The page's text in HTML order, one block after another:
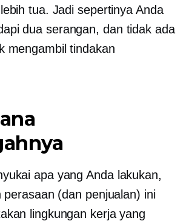
tua. Jadi sepertinya Anda
dua serangan, dan tidak ada
mengambil tindakan
apa yang Anda lakukan,
perasaan (dan penjualan) ini
lingkungan kerja yang